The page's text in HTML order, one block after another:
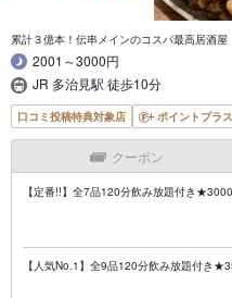
累計３億本！伝串メインのコスパ最高居酒屋
2001～3000円
JR 多治見駅 徒歩10分
口コミ投稿特典対象店 ポイントプラ
クーポン
【定番!!】全7品120分飲み放題付き
【人気No.1】全9品120分飲み放題付き